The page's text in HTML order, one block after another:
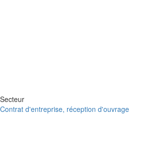
Secteur
Contrat d'entreprise, réception d'ouvrage